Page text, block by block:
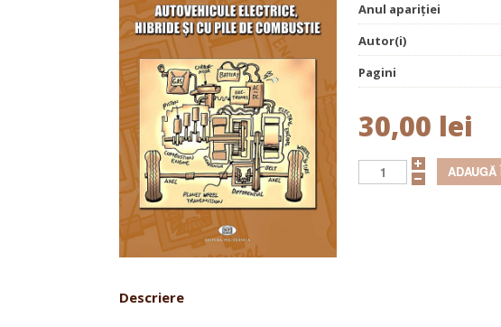
Anul apariției
Autor(i)
Pagini
30,00 lei
Descriere